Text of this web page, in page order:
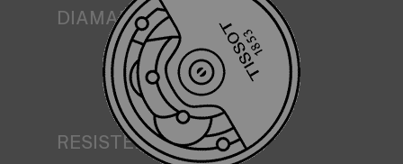
DIAMANTES
A Tissot compromete-se a garantir a origem e a qualidade
‒ incluindo cor, pureza e quilates ‒ dos diamantes nos
seus relógios. Todos os diamantes Tissot cumprem os
requisitos de certificação do processo de Kimberley, um
sistema internacional para a certificação de diamantes em
bruto. Imagem meramente ilustrativa.
RESISTÊNCIA À ÁGUA